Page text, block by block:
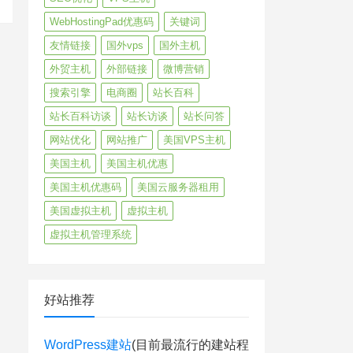
WebHostingPad优惠码
关键词
友情链接
国外vps
国外主机
外贸主机
外部链接
微博营销
搜索引擎
电商圈
站长百科
站长百科访谈
站长访谈
站长问答
网站优化
网站推广
美国VPS主机
美国主机
美国主机优惠
美国主机优惠码
美国云服务器租用
美国虚拟主机
虚拟主机
虚拟主机管理系统
好站推荐
WordPress建站(目前最流行的建站程